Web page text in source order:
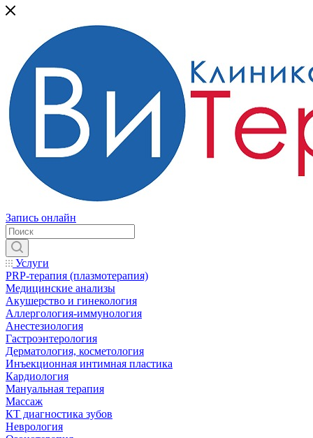
Запись онлайн
Услуги
PRP-терапия (плазмотерапия)
Медицинские анализы
Акушерство и гинекология
Аллергология-иммунология
Анестезиология
Гастроэнтерология
Дерматология, косметология
Инъекционная интимная пластика
Кардиология
Мануальная терапия
Массаж
КТ диагностика зубов
Неврология